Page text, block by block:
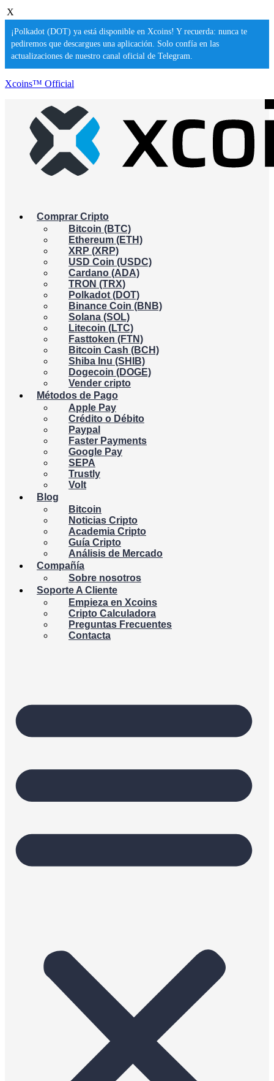
X
¡Polkadot (DOT) ya está disponible en Xcoins! Y recuerda: nunca te
pediremos que descargues una aplicación. Solo confía en las
actualizaciones de nuestro canal oficial de Telegram.
Xcoins™ Official
Comprar Cripto
Bitcoin (BTC)
Ethereum (ETH)
XRP (XRP)
USD Coin (USDC)
Cardano (ADA)
TRON (TRX)
Polkadot (DOT)
Binance Coin (BNB)
Solana (SOL)
Litecoin (LTC)
Fasttoken (FTN)
Bitcoin Cash (BCH)
Shiba Inu (SHIB)
Dogecoin (DOGE)
Vender cripto
Métodos de Pago
Apple Pay
Crédito o Débito
Paypal
Faster Payments
Google Pay
SEPA
Trustly
Volt
Blog
Bitcoin
Noticias Cripto
Academia Cripto
Guía Cripto
Análisis de Mercado
Compañía
Sobre nosotros
Soporte A Cliente
Empieza en Xcoins
Cripto Calculadora
Preguntas Frecuentes
Contacta